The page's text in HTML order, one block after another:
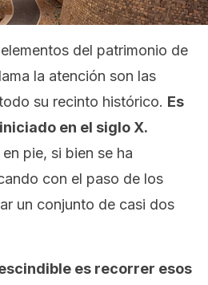
del patrimonio de
la atención son las
su recinto histórico. Es
en el siglo X.
pie, si bien se ha
con el paso de los
un conjunto de casi dos
es recorrer esos